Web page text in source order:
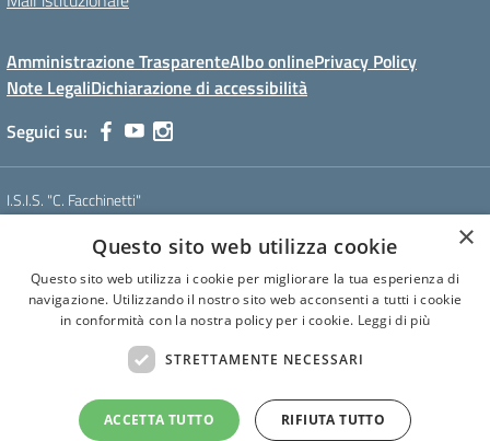
Amministrazione TrasparenteAlbo onlinePrivacy Policy
Note LegaliDichiarazione di accessibilità
Seguici su:
I.S.I.S. "C. Facchinetti"
Tel. 0331 635718 - E-mail: vais01900e@istruzione.it - Pec:
vais01900e@pec.istruzione.it
Codice meccanografico: VAIS01900E
Codice Fiscale: 81009250127
Concept & Design by Designers Italia
×
Questo sito web utilizza cookie
Questo sito web utilizza i cookie per migliorare la tua esperienza di
navigazione. Utilizzando il nostro sito web acconsenti a tutti i cookie
in conformità con la nostra policy per i cookie. Leggi di più
STRETTAMENTE NECESSARI
ACCETTA TUTTO RIFIUTA TUTTO